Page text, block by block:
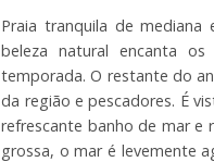
Praia tranquila de
beleza natural encanta
temporada. O restante do
da região e pescadores. É
refrescante banho de mar e
grossa, o mar é levemente